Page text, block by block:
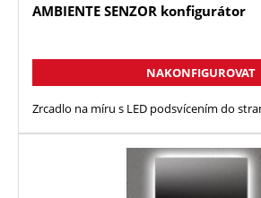
AMBIENTE SENZOR konfigurátor
NAKONFIGUROVAT
Zrcadlo na míru s LED podsvícením do